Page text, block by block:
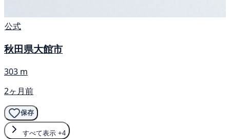
公式
秋田県大館市
303 m
2ヶ月前
保存
すべて表示 +4